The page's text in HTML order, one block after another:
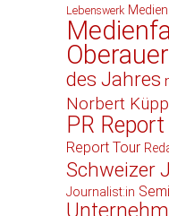
Lebenswerk Medien
Oberauer
des Jahres
Norbert
PR Report
Report Tour
Schweizer
Journalist:in